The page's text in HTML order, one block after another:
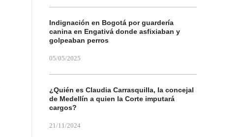
Indignación en Bogotá por guardería
canina en Engativá donde asfixiaban y
golpeaban perros
05/05/2025
¿Quién es Claudia Carrasquilla, la concejal
de Medellín a quien la Corte imputará
cargos?
21/11/2024